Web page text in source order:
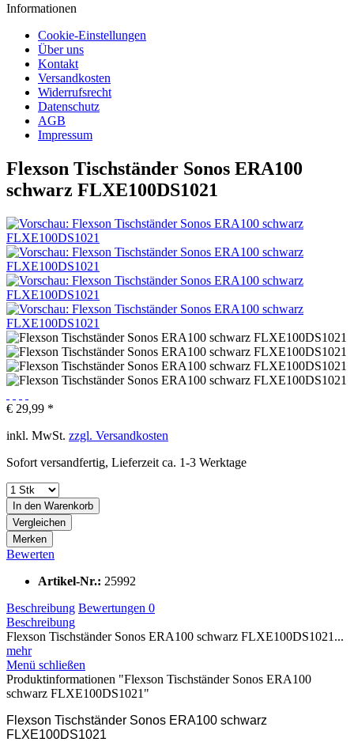
Informationen
Cookie-Einstellungen
Über uns
Kontakt
Versandkosten
Widerrufsrecht
Datenschutz
AGB
Impressum
Flexson Tischständer Sonos ERA100
schwarz FLXE100DS1021
€ 29,99 *
inkl. MwSt. zzgl. Versandkosten
Sofort versandfertig, Lieferzeit ca. 1-3 Werktage
In den Warenkorb
Vergleichen
Merken
Bewerten
Artikel-Nr.: 25992
Beschreibung Bewertungen 0
Beschreibung
Flexson Tischständer Sonos ERA100 schwarz FLXE100DS1021...
mehr
Menü schließen
Produktinformationen "Flexson Tischständer Sonos ERA100
schwarz FLXE100DS1021"
Flexson Tischständer Sonos ERA100 schwarz
FLXE100DS1021